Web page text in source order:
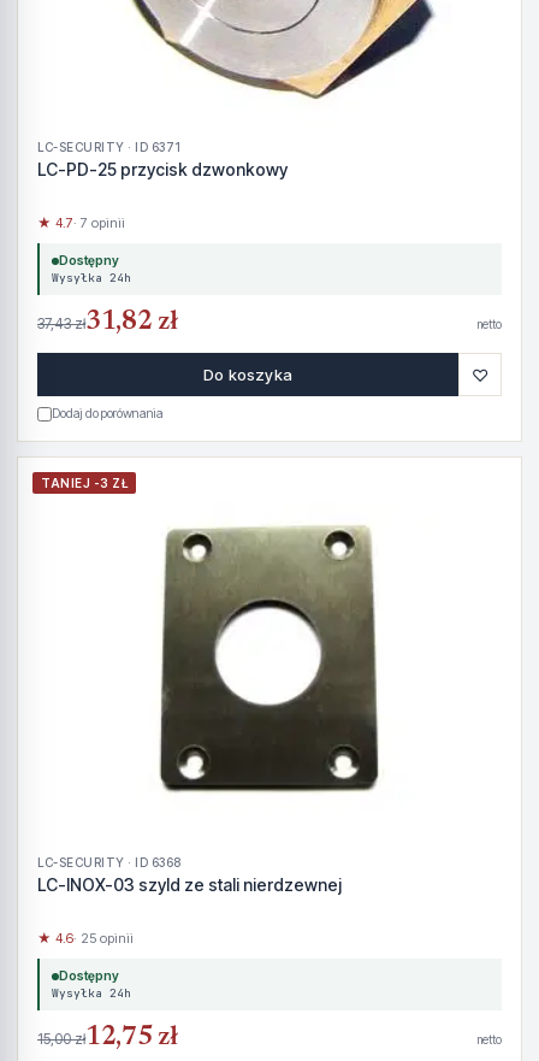
LC-SECURITY · ID 6371
LC-PD-25 przycisk dzwonkowy
★ 4.7· 7 opinii
Dostępny
Wysyłka 24h
37,43 zł31,82 zł netto
Do koszyka ♡
Dodaj do porównania
TANIEJ -3 ZŁ
LC-SECURITY · ID 6368
LC-INOX-03 szyld ze stali nierdzewnej
★ 4.6· 25 opinii
Dostępny
Wysyłka 24h
15,00 zł12,75 zł netto